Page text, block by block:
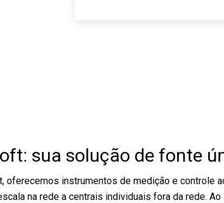
sua solução de fonte
oferecemos instrumentos de medição e controle
na rede a centrais individuais fora da rede.